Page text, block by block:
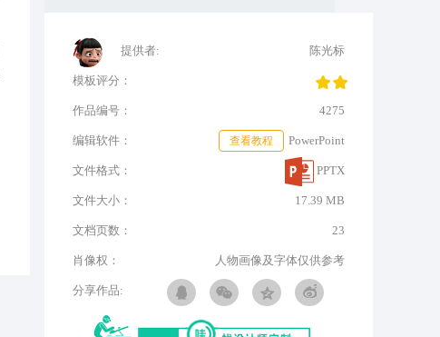
提供者: 陈光标
模板评分：
作品编号： 4275
编辑软件： PowerPoint
查看教程
文件格式： PPTX
文件大小： 17.39 MB
文档页数： 23
肖像权： 人物画像及字体仅供参考
分享作品: